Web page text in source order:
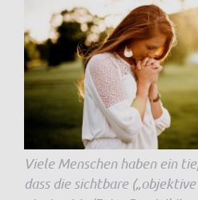
Viele Menschen haben ein
dass die sichtbare